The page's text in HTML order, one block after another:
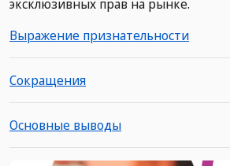
эксклюзивных прав на рынке.
Выражение признательности
Сокращения
Основные выводы